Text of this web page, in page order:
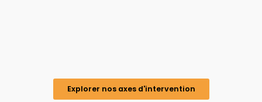
Explorer nos axes d'intervention